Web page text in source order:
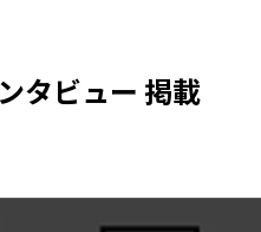
タビュー 掲載